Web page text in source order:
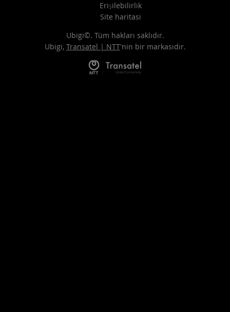
Erişilebilirlik
Site haritasi
Ubigi©. Tüm hakları saklıdır.
Ubigi, Transatel | NTT'nin bir markasıdır.